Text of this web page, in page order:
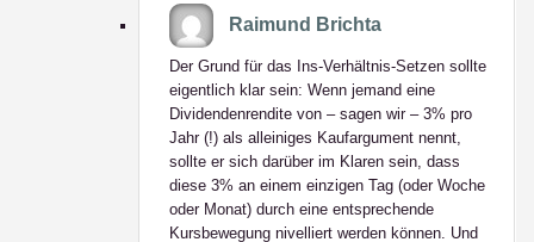
Raimund Brichta
Der Grund für das Ins-Verhältnis-Setzen sollte
eigentlich klar sein: Wenn jemand eine
Dividendenrendite von – sagen wir – 3% pro
Jahr (!) als alleiniges Kaufargument nennt,
sollte er sich darüber im Klaren sein, dass
diese 3% an einem einzigen Tag (oder Woche
oder Monat) durch eine entsprechende
Kursbewegung nivelliert werden können. Und